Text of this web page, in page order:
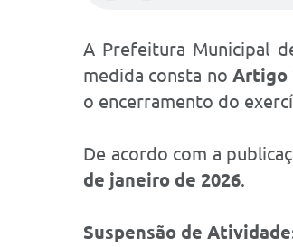
A Prefeitura Municipal
medida consta no Artigo
o encerramento do
De acordo com a
de janeiro de 2026.
Suspensão de